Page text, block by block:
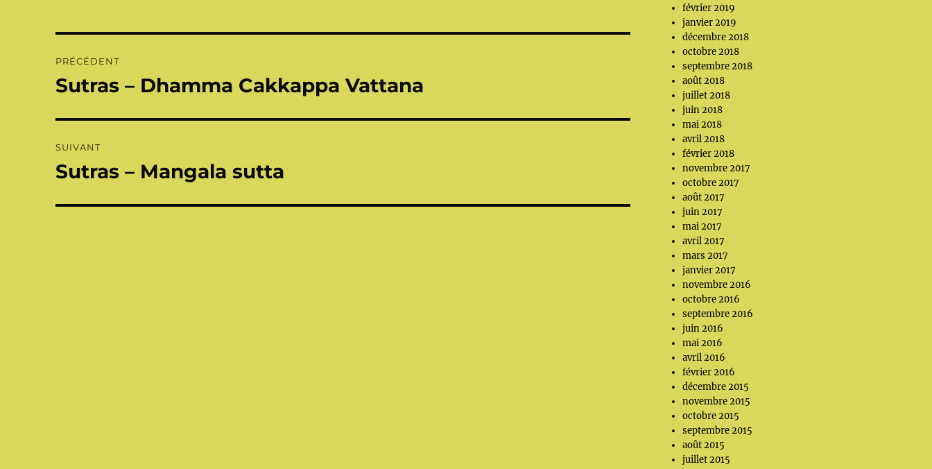
de
PRÉCÉDENT
Publication
Sutras – Dhamma Cakkappa Vattana
SUIVANT
Publication
Sutras – Mangala sutta
février 2019
janvier 2019
décembre 2018
octobre 2018
septembre 2018
août 2018
juillet 2018
juin 2018
mai 2018
avril 2018
février 2018
novembre 2017
octobre 2017
août 2017
juin 2017
mai 2017
avril 2017
mars 2017
janvier 2017
novembre 2016
octobre 2016
septembre 2016
juin 2016
mai 2016
avril 2016
février 2016
décembre 2015
novembre 2015
octobre 2015
septembre 2015
août 2015
juillet 2015